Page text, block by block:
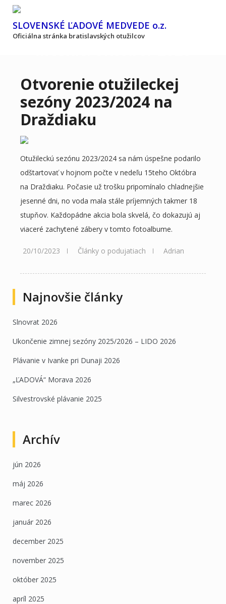
content
SLOVENSKÉ ĽADOVÉ MEDVEDE o.z.
Oficiálna stránka bratislavských otužilcov
Otvorenie otužileckej
sezóny 2023/2024 na
Draždiaku
Otužileckú sezónu 2023/2024 sa nám úspešne podarilo
odštartovať v hojnom počte v nedeľu 15teho Októbra
na Draždiaku. Počasie už trošku pripomínalo chladnejšie
jesenné dni, no voda mala stále príjemných takmer 18
stupňov. Každopádne akcia bola skvelá, čo dokazujú aj
viaceré zachytené zábery v tomto fotoalbume.
20/10/2023 Články o podujatiach Adrian
Najnovšie články
Slnovrat 2026
Ukončenie zimnej sezóny 2025/2026 – LIDO 2026
Plávanie v Ivanke pri Dunaji 2026
„ĽADOVÁ“ Morava 2026
Silvestrovské plávanie 2025
Archív
jún 2026
máj 2026
marec 2026
január 2026
december 2025
november 2025
október 2025
apríl 2025